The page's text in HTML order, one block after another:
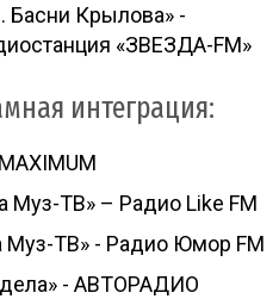
Басни Крылова» -
«ЗВЕЗДА-FM»
интеграция:
Муз-ТВ» – Радио Like FM
Муз-ТВ» - Радио Юмор FM
- АВТОРАДИО